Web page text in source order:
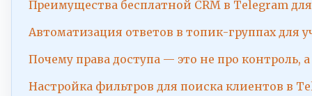
Преимущества бесплатной CRM в Telegram
Автоматизация ответов в топик-группах для
Почему права доступа — это не про контроль,
Настройка фильтров для поиска клиентов в